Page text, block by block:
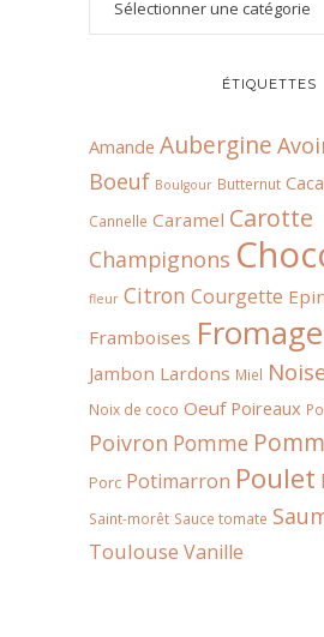
ÉTIQUETTES
Amande Aubergine
Boeuf Boulgour Butternut
Cannelle Caramel Carotte
Champignons
fleur Citron Courgette
Framboises Fromage
Jambon Lardons Miel
Noix de coco Oeuf Poireaux
Poivron Pomme
Porc Potimarron Poulet
Saint-morêt Sauce tomate
Toulouse Vanille